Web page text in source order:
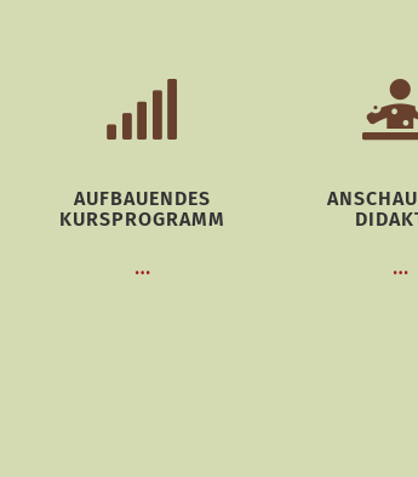
AUFBAUENDES
KURSPROGRAMM
… …